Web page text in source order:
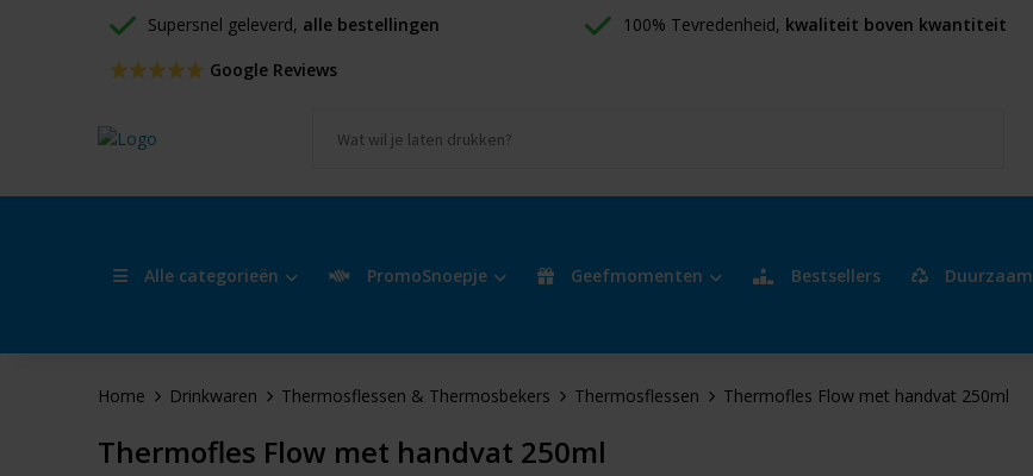
Supersnel geleverd, alle bestellingen 100% Tevredenheid, kwaliteit boven kwantiteit
Google Reviews
Alle categorieën PromoSnoepje Geefmomenten Bestsellers Duurzaam
Home Drinkwaren Thermosflessen & Thermosbekers Thermosflessen Thermofles Flow met handvat 250ml
Thermofles Flow met handvat 250ml